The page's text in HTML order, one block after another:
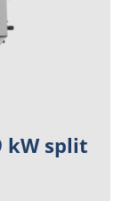
kW split